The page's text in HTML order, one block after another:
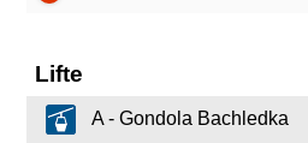
Lifte
A - Gondola Bachledka